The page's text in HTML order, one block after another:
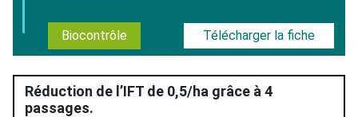
Biocontrôle Télécharger la fiche
Réduction de l’IFT de 0,5/ha grâce à 4
passages.